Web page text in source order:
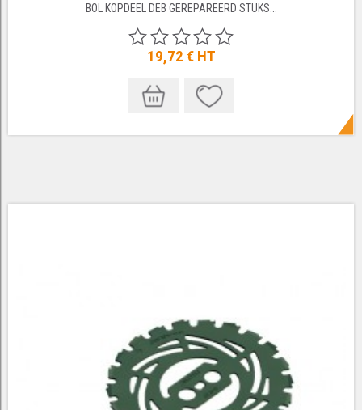
BOL KOPDEEL DEB GEREPAREERD STUKS...
19,72 € HT